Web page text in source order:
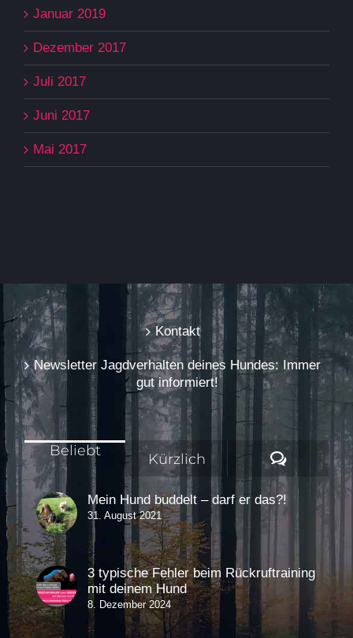
Januar 2019
Dezember 2017
Juli 2017
Juni 2017
Mai 2017
Kontakt
Newsletter Jagdverhalten deines Hundes: Immer
gut informiert!
Beliebt Kürzlich
Mein Hund buddelt – darf er das?!
31. August 2021
3 typische Fehler beim Rückruftraining
mit deinem Hund
8. Dezember 2024